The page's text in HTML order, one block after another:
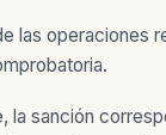
las operaciones
la sanción